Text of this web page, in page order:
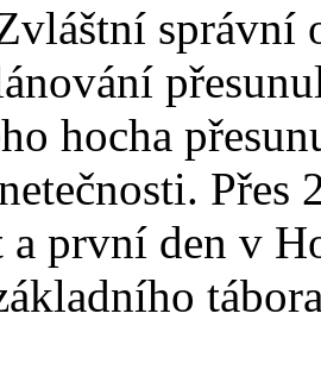
správní
hocha
Přes
a první den v